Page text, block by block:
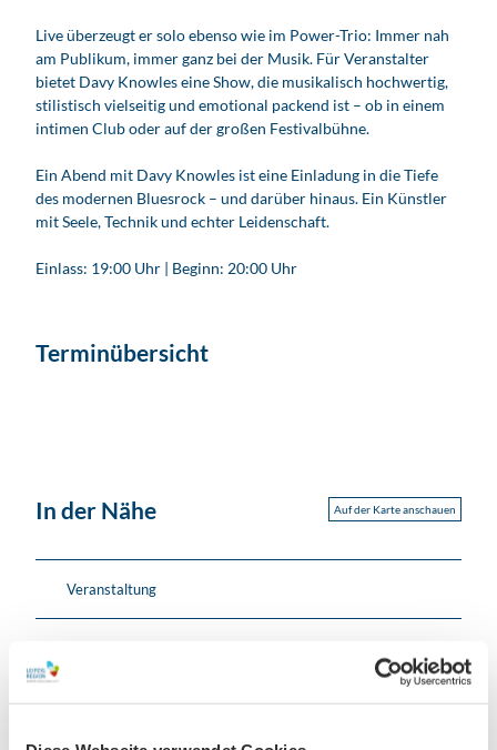
Live überzeugt er solo ebenso wie im Power-Trio: Immer nah
am Publikum, immer ganz bei der Musik. Für Veranstalter
bietet Davy Knowles eine Show, die musikalisch hochwertig,
stilistisch vielseitig und emotional packend ist – ob in einem
intimen Club oder auf der großen Festivalbühne.
Ein Abend mit Davy Knowles ist eine Einladung in die Tiefe
des modernen Bluesrock – und darüber hinaus. Ein Künstler
mit Seele, Technik und echter Leidenschaft.
Einlass: 19:00 Uhr | Beginn: 20:00 Uhr
Terminübersicht
In der Nähe Auf der Karte anschauen
Veranstaltung